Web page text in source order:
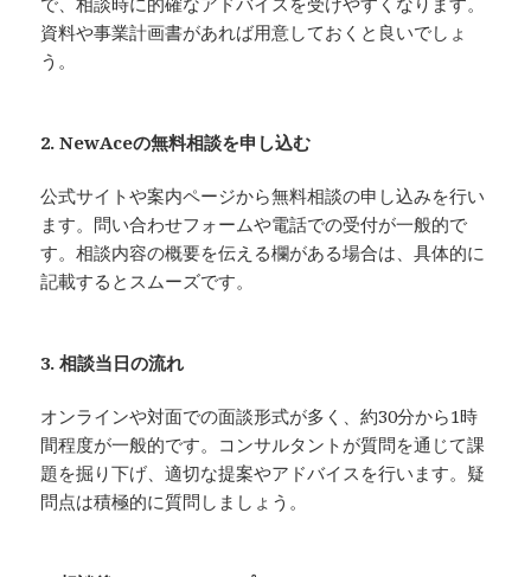
資料や事業計画書があれば用意しておくと良いでしょ
う。
2. NewAceの無料相談を申し込む
公式サイトや案内ページから無料相談の申し込みを行い
ます。問い合わせフォームや電話での受付が一般的で
す。相談内容の概要を伝える欄がある場合は、具体的に
記載するとスムーズです。
3. 相談当日の流れ
オンラインや対面での面談形式が多く、約30分から1時
間程度が一般的です。コンサルタントが質問を通じて課
題を掘り下げ、適切な提案やアドバイスを行います。疑
問点は積極的に質問しましょう。